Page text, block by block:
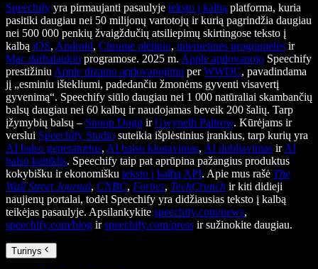
Speechify yra pirmaujanti pasaulyje teksto į kalbą platforma, kuria
pasitiki daugiau nei 50 milijonų vartotojų ir kurią pagrindžia daugiau
nei 500 000 penkių žvaigždučių atsiliepimų skirtingose teksto į
kalbą iOS, Android, Chrome plėtinio, internetinės programėlės ir
Mac darbalaukio programose. 2025 m. Apple apdovanojo Speechify
prestižiniu Apple dizaino apdovanojimu perWWDC, pavadindama
jį „esminiu ištekliumi, padedančiu žmonėms gyventi visavertį
gyvenimą“. Speechify siūlo daugiau nei 1 000 natūraliai skambančių
balsų daugiau nei 60 kalbų ir naudojamas beveik 200 šalių. Tarp
įžymybių balsų – Snoop Dogg irGwyneth Paltrow. Kūrėjams ir
verslui Speechify Studio suteikia išplėstinius įrankius, tarp kurių yra
AI balso generatorius, AI balso klonavimas, AI dubliavimas irAI
balso keitiklis. Speechify taip pat aprūpina pažangius produktus
kokybišku ir ekonomišku teksto į kalbą API. Apie mus rašė The
Wall Street Journal, CNBC, Forbes, TechCrunch ir kiti didieji
naujienų portalai, todėl Speechify yra didžiausias teksto į kalbą
teikėjas pasaulyje. Apsilankykite speechify.com/news,
speechify.com/blog irspeechify.com/press ir sužinokite daugiau.
Turinys